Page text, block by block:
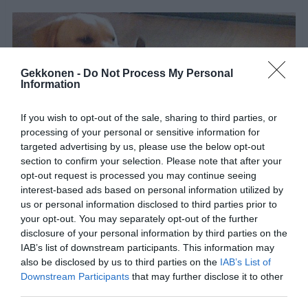
Gekkonen - Do Not Process My Personal
Information
If you wish to opt-out of the sale, sharing to third parties, or
processing of your personal or sensitive information for
targeted advertising by us, please use the below opt-out
section to confirm your selection. Please note that after your
opt-out request is processed you may continue seeing
interest-based ads based on personal information utilized by
us or personal information disclosed to third parties prior to
your opt-out. You may separately opt-out of the further
disclosure of your personal information by third parties on the
IAB’s list of downstream participants. This information may
also be disclosed by us to third parties on the IAB’s List of
Downstream Participants that may further disclose it to other